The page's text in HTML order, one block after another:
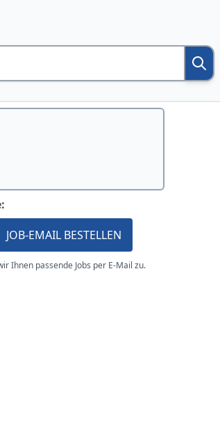
JOB-EMAIL BESTELLEN
Ihnen passende Jobs per E-Mail zu.